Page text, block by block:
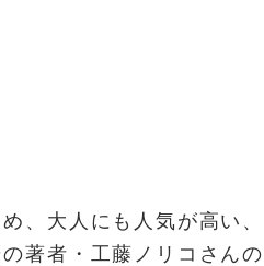
、大人にも人気が高い、
著者・工藤ノリコさんの